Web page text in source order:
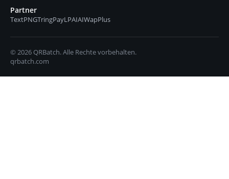
Partner
TextPNGTringPayLPAIAIWapPlus
© 2026 QRBatch. Alle Rechte vorbehalten.
qrbatch.com